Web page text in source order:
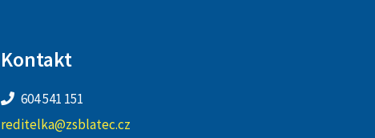
Kontakt
604 541 151
reditelka@zsblatec.cz